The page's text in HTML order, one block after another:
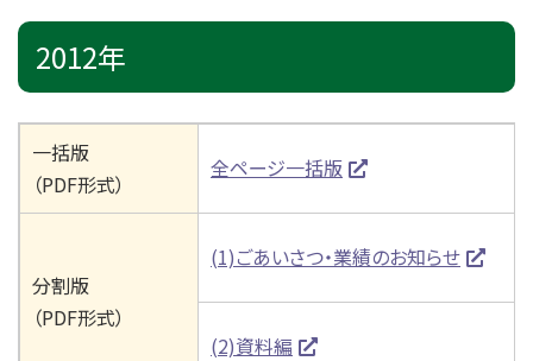
2012年
一括版
（PDF形式）
全ページ一括版
分割版
（PDF形式）
(1)ごあいさつ・業績のお知らせ
(2)資料編